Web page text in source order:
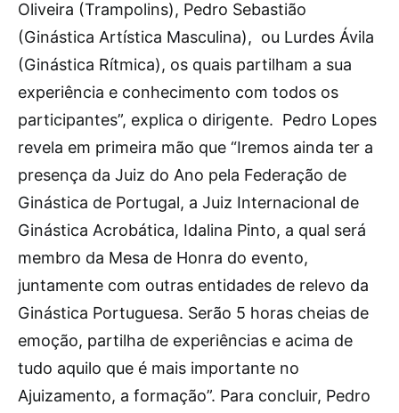
Oliveira (Trampolins), Pedro Sebastião
(Ginástica Artística Masculina), ou Lurdes Ávila
(Ginástica Rítmica), os quais partilham a sua
experiência e conhecimento com todos os
participantes”, explica o dirigente. Pedro Lopes
revela em primeira mão que “Iremos ainda ter a
presença da Juiz do Ano pela Federação de
Ginástica de Portugal, a Juiz Internacional de
Ginástica Acrobática, Idalina Pinto, a qual será
membro da Mesa de Honra do evento,
juntamente com outras entidades de relevo da
Ginástica Portuguesa. Serão 5 horas cheias de
emoção, partilha de experiências e acima de
tudo aquilo que é mais importante no
Ajuizamento, a formação”. Para concluir, Pedro